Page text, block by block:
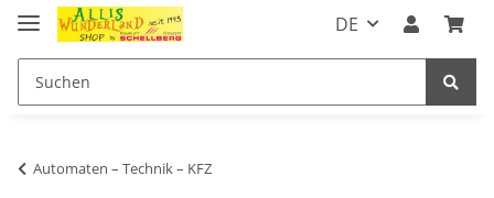
DE
Automaten – Technik – KFZ